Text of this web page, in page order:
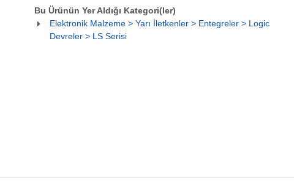
Bu Ürünün Yer Aldığı Kategori(ler)
Elektronik Malzeme > Yarı İletkenler > Entegreler > Logic
Devreler > LS Serisi